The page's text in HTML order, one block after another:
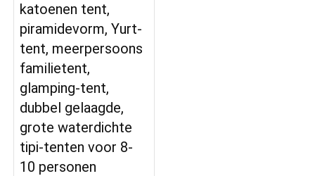
katoenen tent,
piramidevorm, Yurt-
tent, meerpersoons
familietent,
glamping-tent,
dubbel gelaagde,
grote waterdichte
tipi-tenten voor 8-
10 personen